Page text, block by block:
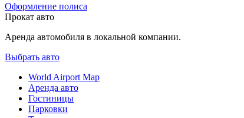
Оформление полиса
Прокат авто
Аренда автомобиля в локальной компании.
Выбрать авто
World Airport Map
Аренда авто
Гостиницы
Парковки